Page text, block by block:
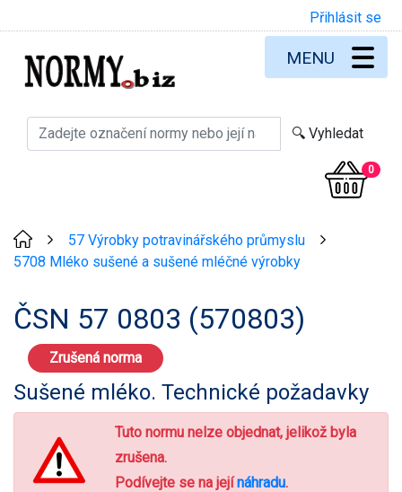
Přihlásit se
0
MENU
57 Výrobky potravinářského průmyslu
5708 Mléko sušené a sušené mléčné výrobky
ČSN 57 0803 (570803)
Zrušená norma
Sušené mléko. Technické požadavky
Tuto normu nelze objednat, jelikož byla
zrušena.
Podívejte se na jejínáhradu.